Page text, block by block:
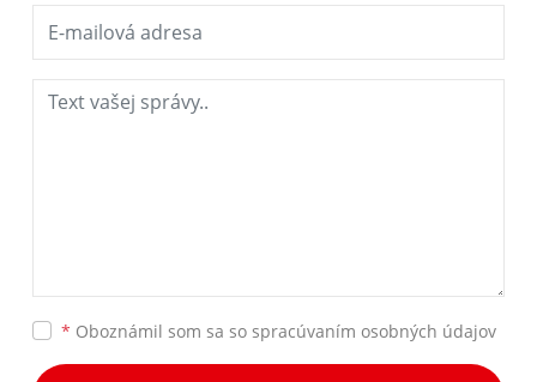
* Oboznámil som sa so spracúvaním osobných údajov